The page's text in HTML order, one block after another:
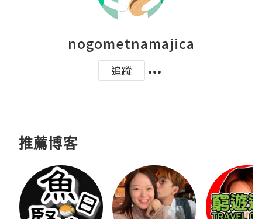
nogometnamajica
追蹤
推薦博客